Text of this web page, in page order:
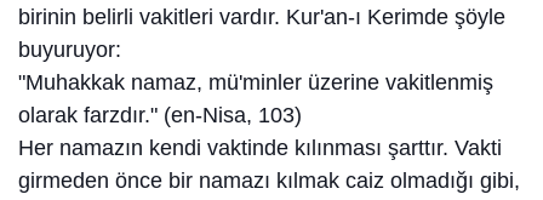
birinin belirli vakitleri vardır. Kur'an-ı Kerimde şöyle
buyuruyor:
"Muhakkak namaz, mü'minler üzerine vakitlenmiş
olarak farzdır." (en-Nisa, 103)
Her namazın kendi vaktinde kılınması şarttır. Vakti
girmeden önce bir namazı kılmak caiz olmadığı gibi,